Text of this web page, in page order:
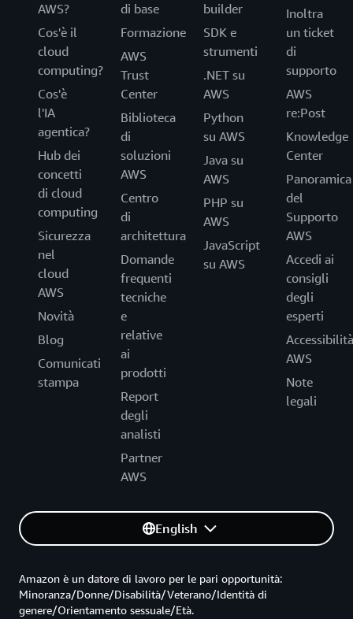
AWS?
Cos'è il
cloud
computing?
Cos'è
l'IA
agentica?
Hub dei
concetti
di cloud
computing
Sicurezza
nel
cloud
AWS
Novità
Blog
Comunicati
stampa
di base
Formazione
AWS
Trust
Center
Biblioteca
di
soluzioni
AWS
Centro
di
architettura
Domande
frequenti
tecniche
e
relative
ai
prodotti
Report
degli
analisti
Partner
AWS
builder
SDK e
strumenti
.NET su
AWS
Python
su AWS
Java su
AWS
PHP su
AWS
JavaScript
su AWS
Inoltra
un ticket
di
supporto
AWS
re:Post
Knowledge
Center
Panoramica
del
Supporto
AWS
Accedi ai
consigli
degli
esperti
Accessibilità
AWS
Note
legali
English
Amazon è un datore di lavoro per le pari opportunità:
Minoranza/Donne/Disabilità/Veterano/Identità di
genere/Orientamento sessuale/Età.